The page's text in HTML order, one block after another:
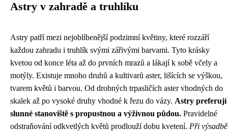
Astry v zahradě a truhlíku
Astry patří mezi nejoblíbenější podzimní květiny, které rozzáří
každou zahradu i truhlík svými zářivými barvami. Tyto krásky
kvetou od konce léta až do prvních mrazů a lákají k sobě včely a
motýly. Existuje mnoho druhů a kultivarů aster, lišících se výškou,
tvarem květů i barvou. Od drobných trpasličích aster vhodných do
skalek až po vysoké druhy vhodné k řezu do vázy. Astry preferují
slunné stanoviště s propustnou a výživnou půdou. Pravidelné
odstraňování odkvetlých květů prodlouží dobu kvetení. Při výsadbě